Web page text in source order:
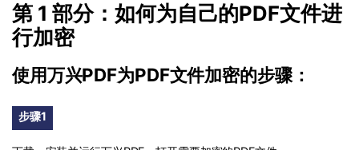
PDF表格
PDF注释
01.热门软件
02.转换PDF
03.编辑PDF
第 1 部分：如何为自己的PDF文件进
行加密
使用万兴PDF为PDF文件加密的步骤：
步骤1